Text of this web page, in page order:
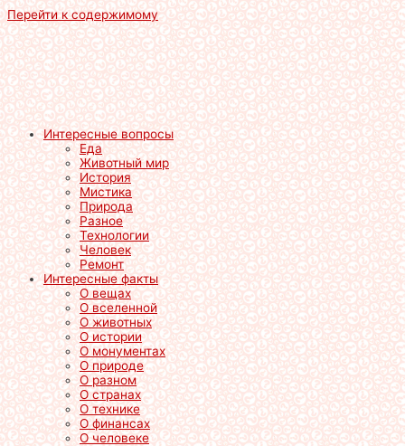
Перейти к содержимому
Интересные вопросы
Еда
Животный мир
История
Мистика
Природа
Разное
Технологии
Человек
Ремонт
Интересные факты
О вещах
О вселенной
О животных
О истории
О монументах
О природе
О разном
О странах
О технике
О финансах
О человеке